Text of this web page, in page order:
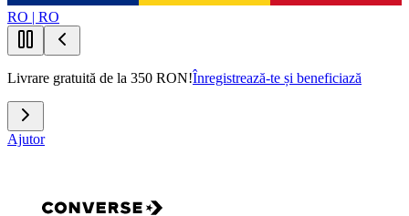
RO | RO
Livrare gratuită de la 350 RON!Înregistrează-te și beneficiază
Ajutor